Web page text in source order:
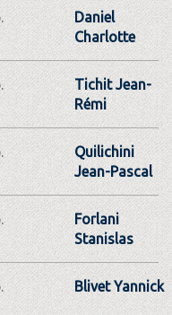
Daniel
Charlotte
Tichit Jean­-
Rémi
Quilichini
Jean-Pascal
Forlani
Stanislas
Blivet Yannick